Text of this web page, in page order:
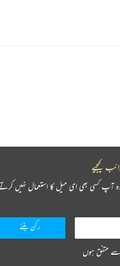
کیجیے
آپ کسی بھی ای میل کا استعمال نہیں
متفق ہوں